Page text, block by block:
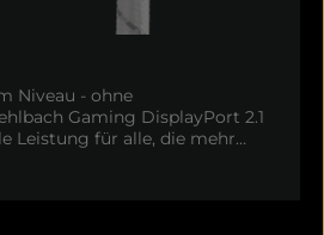
Niveau - ohne
Gaming DisplayPort 2.1
Leistung für alle, die mehr
240 Hz nativ, 8K bei 120 Hz und